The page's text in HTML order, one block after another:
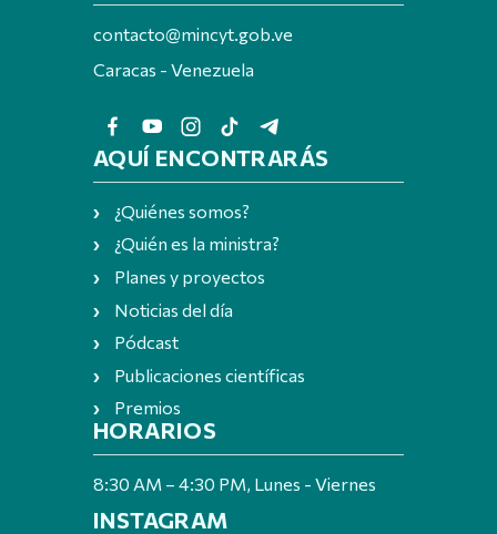
contacto@mincyt.gob.ve
Caracas - Venezuela
AQUÍ ENCONTRARÁS
¿Quiénes somos?
¿Quién es la ministra?
Planes y proyectos
Noticias del día
Pódcast
Publicaciones científicas
Premios
HORARIOS
8:30 AM – 4:30 PM, Lunes - Viernes
INSTAGRAM